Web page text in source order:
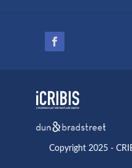
Copyright 2025 -